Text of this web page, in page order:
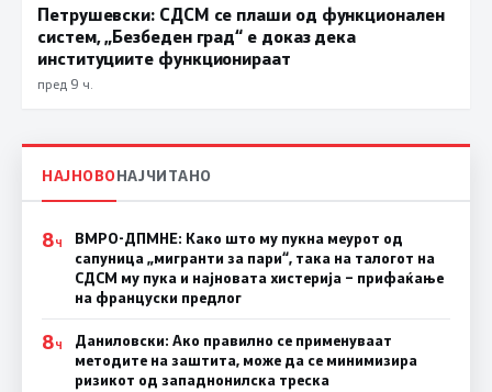
Петрушевски: СДСМ се плаши од функционален
систем, „Безбеден град“ е доказ дека
институциите функционираат
пред 9 ч.
НАЈНОВОНАЈЧИТАНО
8Ч
ВМРО-ДПМНЕ: Како што му пукна меурот од
сапуница „мигранти за пари“, така на талогот на
СДСМ му пука и најновата хистерија – прифаќање
на француски предлог
8Ч
Даниловски: Ако правилно се применуваат
методите на заштита, може да се минимизира
ризикот од западнонилска треска